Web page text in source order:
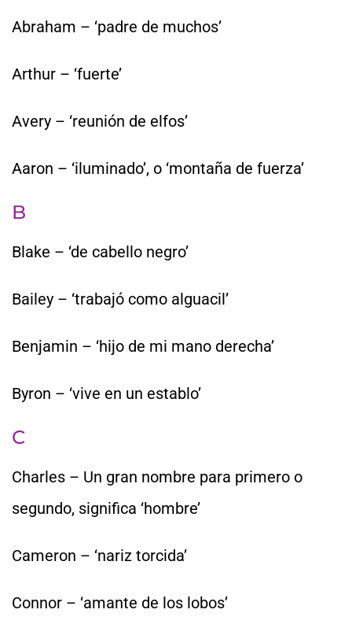
Abraham – ‘padre de muchos’
Arthur – ‘fuerte’
Avery – ‘reunión de elfos’
Aaron – ‘iluminado’, o ‘montaña de fuerza’
B
Blake – ‘de cabello negro’
Bailey – ‘trabajó como alguacil’
Benjamin – ‘hijo de mi mano derecha’
Byron – ‘vive en un establo’
C
Charles – Un gran nombre para primero o
segundo, significa ‘hombre’
Cameron – ‘nariz torcida’
Connor – ‘amante de los lobos’